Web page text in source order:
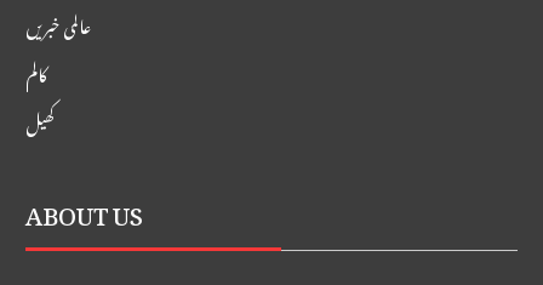
عالمی خبریں
کالم
کھیل
ABOUT US